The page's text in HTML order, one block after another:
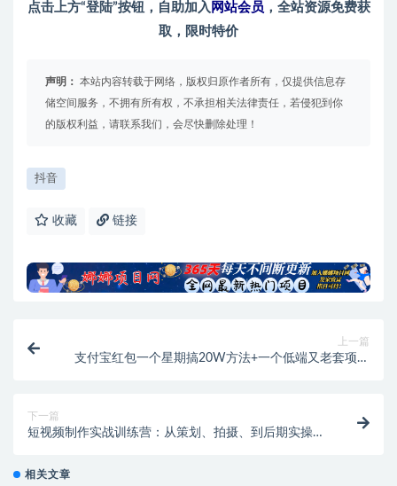
点击上方“登陆”按钮，自助加入 网站会员 ，全站资源免费获
取，限时特价
声明： 本站内容转载于网络，版权归原作者所有，仅提供信息存
储空间服务，不拥有所有权，不承担相关法律责任，若侵犯到你
的版权利益，请联系我们，会尽快删除处理！
抖音
收藏 链接
上一篇
支付宝红包一个星期搞20W方法+一个低端又老套项目
下一篇
短视频制作实战训练营：从策划、拍摄、到后期实操课
相关文章